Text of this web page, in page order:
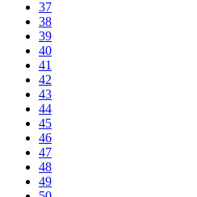
37
38
39
40
41
42
43
44
45
46
47
48
49